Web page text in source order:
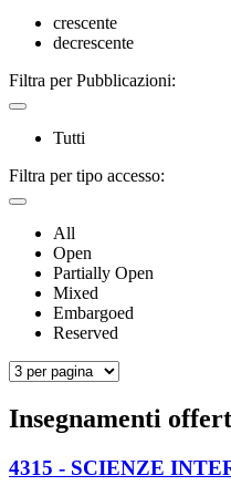
crescente
decrescente
Filtra per Pubblicazioni:
Tutti
Filtra per tipo accesso:
All
Open
Partially Open
Mixed
Embargoed
Reserved
Insegnamenti
4315 - SCIENZE